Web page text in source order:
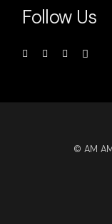
Follow Us
© AM